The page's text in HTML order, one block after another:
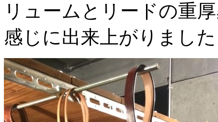
リュームとリードの重
感じに出来上がりまし